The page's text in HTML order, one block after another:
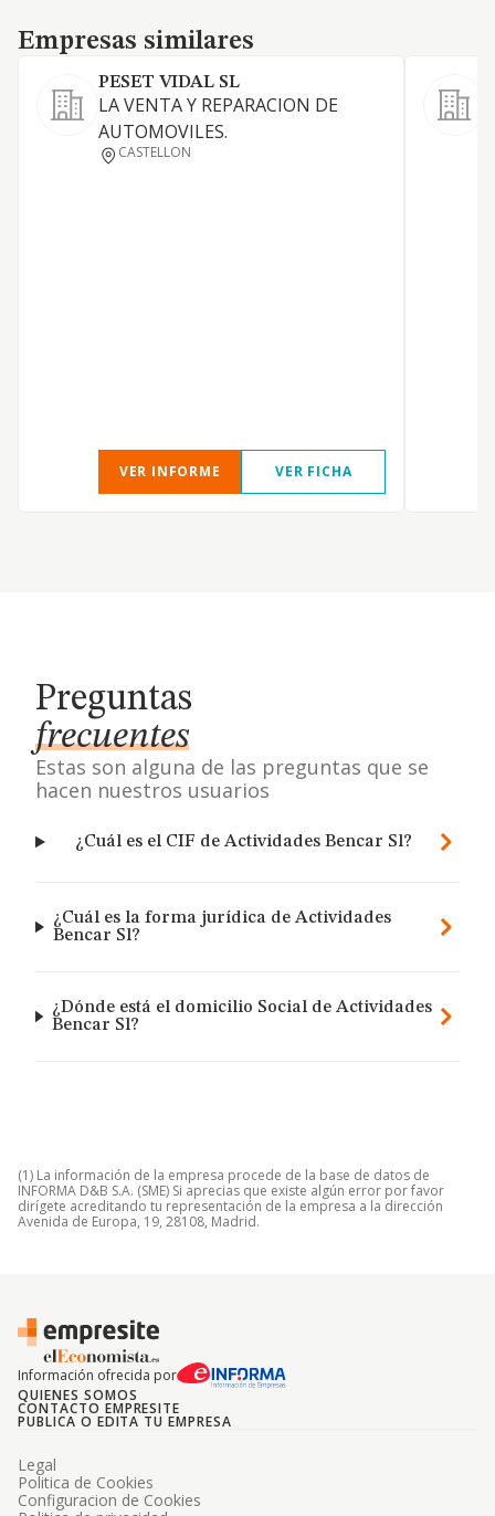
Empresas similares
Empresas similares
PESET VIDAL SL
LA VENTA Y REPARACION DE
AUTOMOVILES.
CASTELLON
VER INFORME VER FICHA
Preguntas
frecuentes
Estas son alguna de las preguntas que se
hacen nuestros usuarios
¿Cuál es el CIF de Actividades Bencar Sl?
¿Cuál es la forma jurídica de Actividades
Bencar Sl?
¿Dónde está el domicilio Social de Actividades
Bencar Sl?
(1) La información de la empresa procede de la base de datos de
INFORMA D&B S.A. (SME) Si aprecias que existe algún error por favor
dirígete acreditando tu representación de la empresa a la dirección
Avenida de Europa, 19, 28108, Madrid.
Información ofrecida por
QUIENES SOMOS
CONTACTO EMPRESITE
PUBLICA O EDITA TU EMPRESA
Legal
Politica de Cookies
Configuracion de Cookies